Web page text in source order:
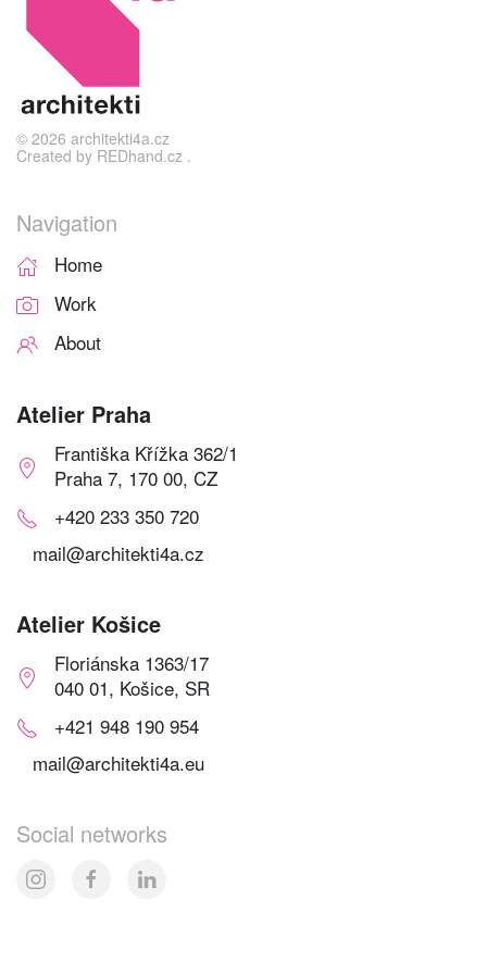
© 2026 architekti4a.cz
Created by REDhand.cz .
Navigation
Home
Work
About
Atelier Praha
Františka Křížka 362/1
Praha 7, 170 00, CZ
+420 233 350 720
mail@architekti4a.cz
Atelier Košice
Floriánska 1363/17
040 01, Košice, SR
+421 948 190 954
mail@architekti4a.eu
Social networks